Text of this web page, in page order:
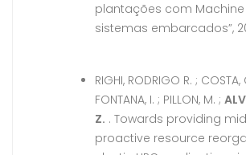
plantações com Machine
sistemas embarcados”,
RIGHI, RODRIGO R. ;
FONTANA, I. ; PILLON, M. ;
Z. . Towards providing
proactive resource